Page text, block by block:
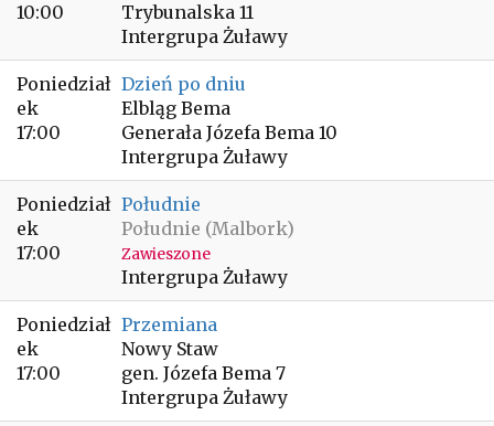
10:00
Trybunalska 11
Intergrupa Żuławy
Poniedział
ek
17:00
Dzień po dniu
Elbląg Bema
Generała Józefa Bema 10
Intergrupa Żuławy
Poniedział
ek
17:00
Południe
Południe (Malbork)
Zawieszone
Intergrupa Żuławy
Poniedział
ek
17:00
Przemiana
Nowy Staw
gen. Józefa Bema 7
Intergrupa Żuławy